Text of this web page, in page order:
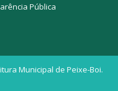
Pública
Municipal de Peixe-Boi.